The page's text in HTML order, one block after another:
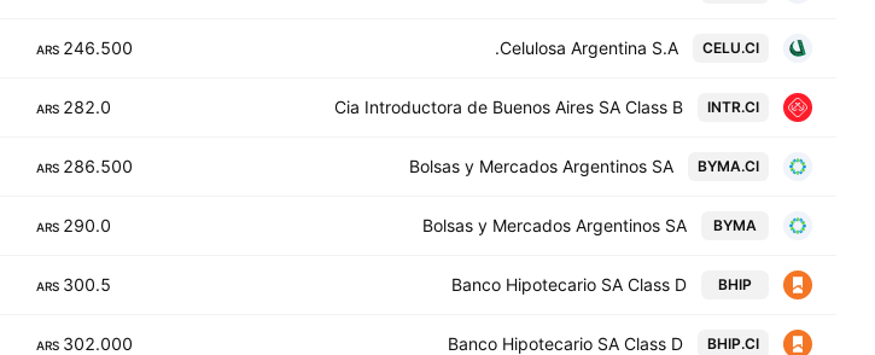
CELU.CI
Celulosa Argentina S.A.
246.500
ARS
INTR.CI
Cia Introductora de Buenos Aires SA Class B
282.0
ARS
BYMA.CI
Bolsas y Mercados Argentinos SA
286.500
ARS
BYMA
Bolsas y Mercados Argentinos SA
290.0
ARS
BHIP
Banco Hipotecario SA Class D
300.5
ARS
BHIP.CI
Banco Hipotecario SA Class D
302.000
ARS